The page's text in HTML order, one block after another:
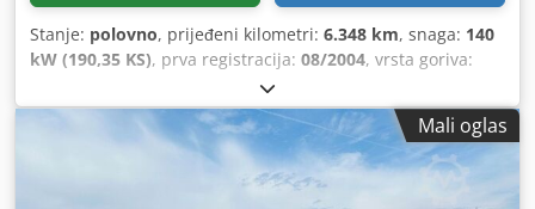
Stanje: polovno, prijeđeni kilometri: 6.348 km, snaga: 140
kW (190,35 KS), prva registracija: 08/2004, vrsta goriva:
2004,
Mali oglas